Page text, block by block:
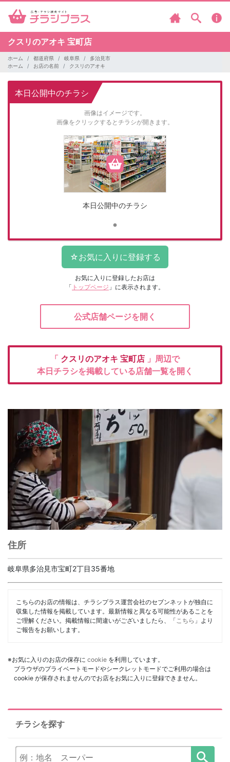
クスリのアオキ 宝町店
ホーム 都道府県 岐阜県
多治見市
ホーム
お店の名前 クスリのアオキ
本日公開中のチラシ
画像はイメージです。
画像をクリックするとチラシが開きます。
本日公開中のチラシ
お気に入りに登録したお店は
「 トップページ 」に表示されます。
公式店舗ページを開く
「 クスリのアオキ 宝町店 」周辺で
本日チラシを掲載している店舗一覧を開く
住所
岐阜県多治見市宝町2丁目35番地
こちらのお店の情報は、チラシプラス運営会社のセブンネットが独自に
収集した情報を掲載しています。最新情報と異なる可能性があることを
ご理解ください。掲載情報に間違いがございましたら、「 こちら 」より
ご報告をお願いします。
※お気に入りのお店の保存に cookie を利用しています。
ブラウザのプライベートモードやシークレットモードでご利用の場合は
cookie が保存されませんのでお店をお気に入りに登録できません。
チラシを探す